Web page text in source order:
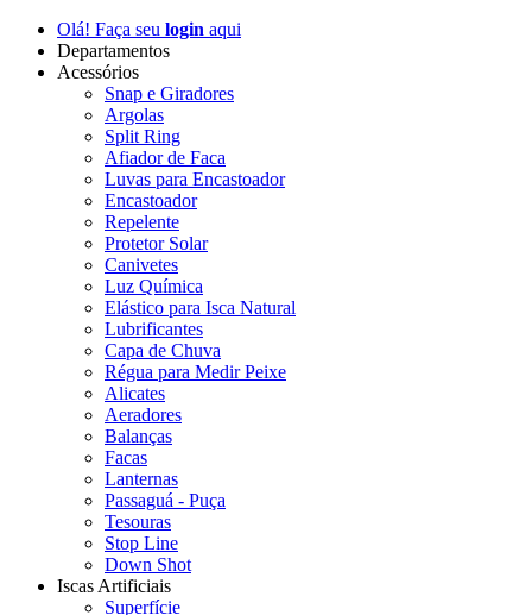
Olá! Faça seu login aqui
Departamentos
Acessórios
Snap e Giradores
Argolas
Split Ring
Afiador de Faca
Luvas para Encastoador
Encastoador
Repelente
Protetor Solar
Canivetes
Luz Química
Elástico para Isca Natural
Lubrificantes
Capa de Chuva
Régua para Medir Peixe
Alicates
Aeradores
Balanças
Facas
Lanternas
Passaguá - Puça
Tesouras
Stop Line
Down Shot
Iscas Artificiais
Superfície